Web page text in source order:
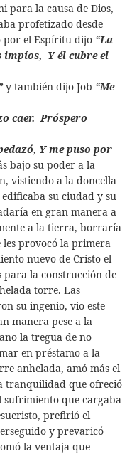
para la causa de Dios,
profetizado desde
por el Espíritu dijo “La
impíos, Y él cubre el
y también dijo Job “Me
caer. Próspero
Y me puso por
bajo su poder a la
vistiendo a la doncella
su ciudad y su
en gran manera a
a la tierra, borraría
provocó la primera
nuevo de Cristo el
para la construcción de
torre. Las
su ingenio, vio este
manera pese a la
la tregua de no
en préstamo a la
anhelada, amó más el
tranquilidad que ofreció
sufrimiento que cargaba
prefirió el
y prevaricó
la ventaja que